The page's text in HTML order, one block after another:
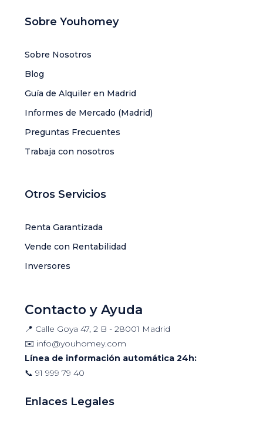
Sobre Youhomey
Sobre Nosotros
Blog
Guía de Alquiler en Madrid
Informes de Mercado (Madrid)
Preguntas Frecuentes
Trabaja con nosotros
Otros Servicios
Renta Garantizada
Vende con Rentabilidad
Inversores
Contacto y Ayuda
📍 Calle Goya 47, 2 B - 28001 Madrid
✉️ info@youhomey.com
Línea de información automática 24h:
📞 91 999 79 40
Enlaces Legales